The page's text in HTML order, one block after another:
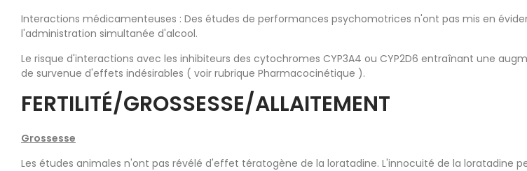
Interactions médicamenteuses : Des études de performances psychomotrices n'ont pas mis en
l'administration simultanée d'alcool.
Le risque d'interactions avec les inhibiteurs des cytochromes CYP3A4 ou CYP2D6 entraînant une
de survenue d'effets indésirables ( voir rubrique Pharmacocinétique ).
FERTILITÉ/GROSSESSE/ALLAITEMENT
Grossesse
Les études animales n'ont pas révélé d'effet tératogène de la loratadine. L'innocuité de la loratadine